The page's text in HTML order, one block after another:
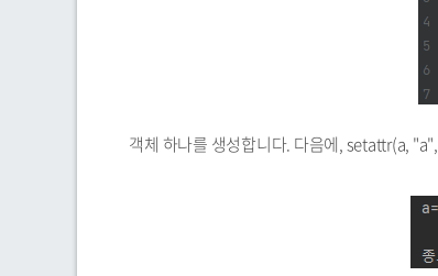
객체 하나를 생성합니다. 다음에, setattr(a,